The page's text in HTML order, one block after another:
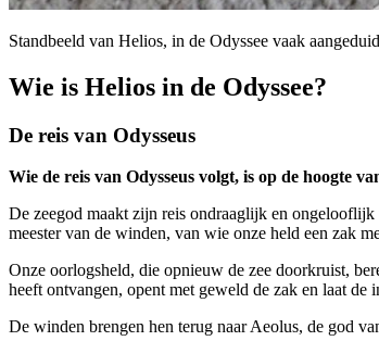
Standbeeld van Helios, in de Odyssee vaak
Wie is Helios in de Odyssee?
De reis van Odysseus
Wie de reis van Odysseus volgt, is op de hoogte
De zeegod maakt zijn reis ondraaglijk en
meester van de winden, van wie onze held een zak
Onze oorlogsheld, die opnieuw de zee doorkruist,
heeft ontvangen, opent met geweld de zak en laat
De winden brengen hen terug naar Aeolus, de god